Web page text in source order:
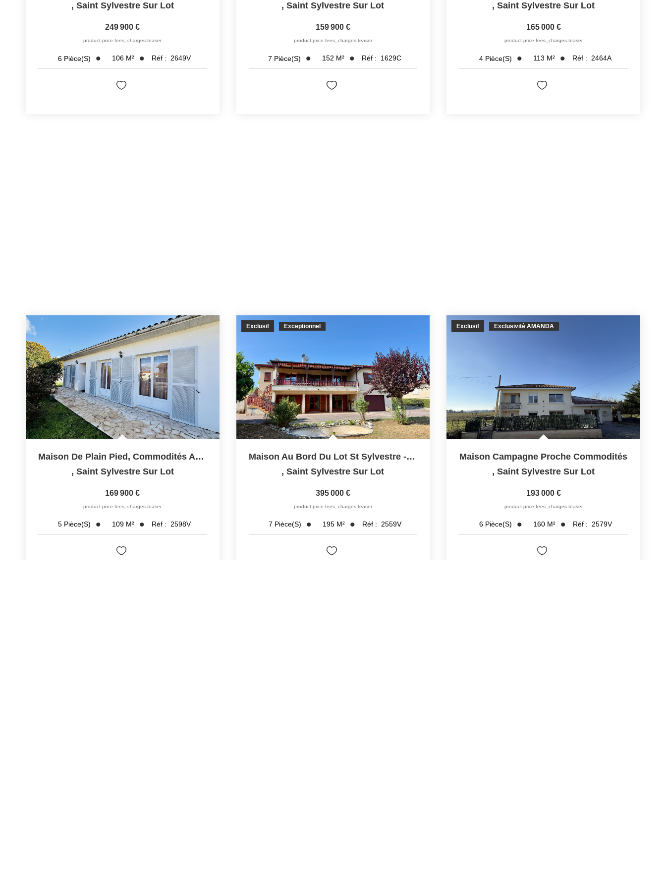
, Saint Sylvestre Sur Lot
249 900 €
product.price.fees_charges.teaser
6 Pièce(s) 106 M² Réf : 2649V
,Saint Sylvestre Sur Lot
159 900 €
product.price.fees_charges.teaser
7 Pièce(s) 152 M² Réf : 1629C
,Saint Sylvestre Sur Lot
165 000 €
product.price.fees_charges.teaser
4 Pièce(s) 113 M² Réf : 2464A
Maison De Plain Pied, Commodités Accessibles À Pied
, Saint Sylvestre Sur Lot
169 900 €
product.price.fees_charges.teaser
5 Pièce(s) 109 M² Réf : 2598V
Exclusif Exceptionnel
Maison Au Bord Du Lot St Sylvestre - Commodités À Pied
,Saint Sylvestre Sur Lot
395 000 €
product.price.fees_charges.teaser
7 Pièce(s) 195 M² Réf : 2559V
Exclusif Exclusivité AMANDA
Maison Campagne Proche Commodités
,Saint Sylvestre Sur Lot
193 000 €
product.price.fees_charges.teaser
6 Pièce(s) 160 M² Réf : 2579V